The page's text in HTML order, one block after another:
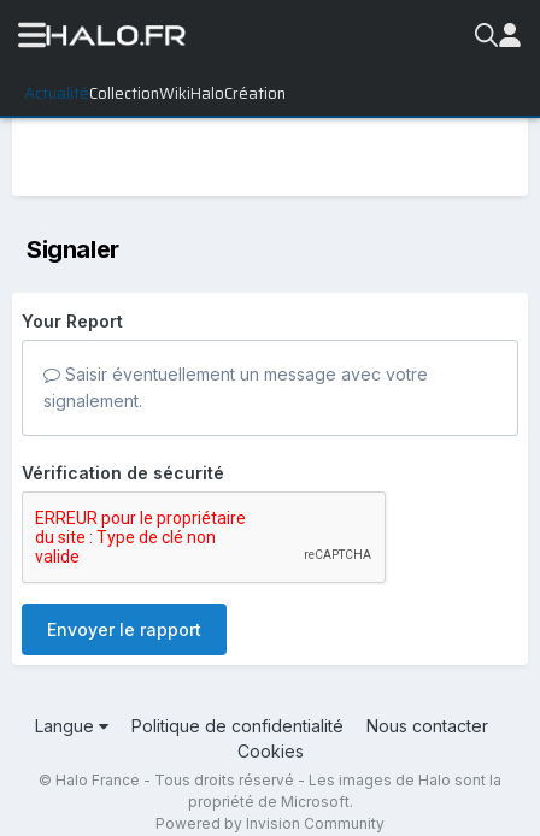
ActualitéCollectionWikiHaloCréation
Signaler
Your Report
Saisir éventuellement un message avec votre
signalement.
Vérification de sécurité
Envoyer le rapport
Langue Politique de confidentialité
Nous contacter
Cookies
© Halo France - Tous droits réservé - Les images de Halo sont la
propriété de Microsoft.
Powered by Invision Community